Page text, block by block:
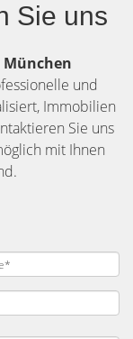
Sie uns
München
und
Immobilien
Sie uns
mit Ihnen